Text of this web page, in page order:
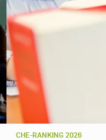
CHE-RANKING 2026